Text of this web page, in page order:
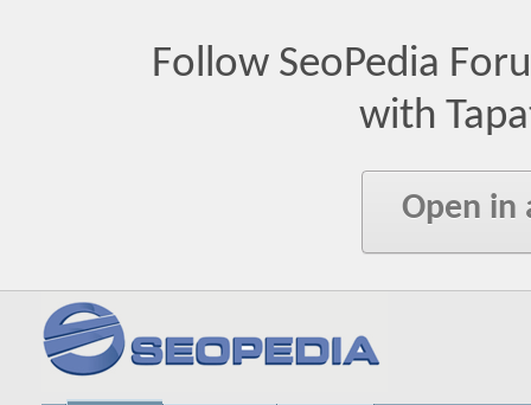
Follow SeoPedia
with
Open in